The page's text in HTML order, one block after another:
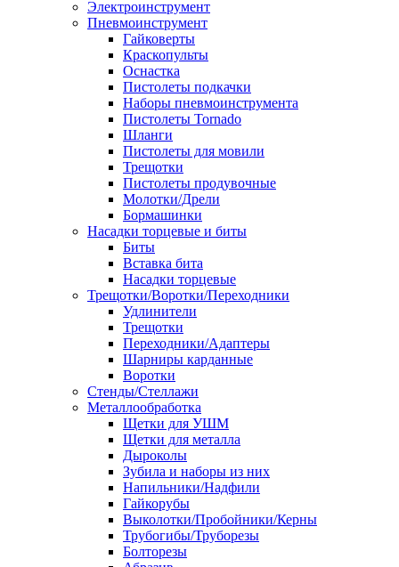
Электроинструмент
Пневмоинструмент
Гайковерты
Краскопульты
Оснастка
Пистолеты подкачки
Наборы пневмоинструмента
Пистолеты Tornado
Шланги
Пистолеты для мовили
Трещотки
Пистолеты продувочные
Молотки/Дрели
Бормашинки
Насадки торцевые и биты
Биты
Вставка бита
Насадки торцевые
Трещотки/Воротки/Переходники
Удлинители
Трещотки
Переходники/Адаптеры
Шарниры карданные
Воротки
Стенды/Стеллажи
Металлообработка
Щетки для УШМ
Щетки для металла
Дыроколы
Зубила и наборы из них
Напильники/Надфили
Гайкорубы
Выколотки/Пробойники/Керны
Трубогибы/Труборезы
Болторезы